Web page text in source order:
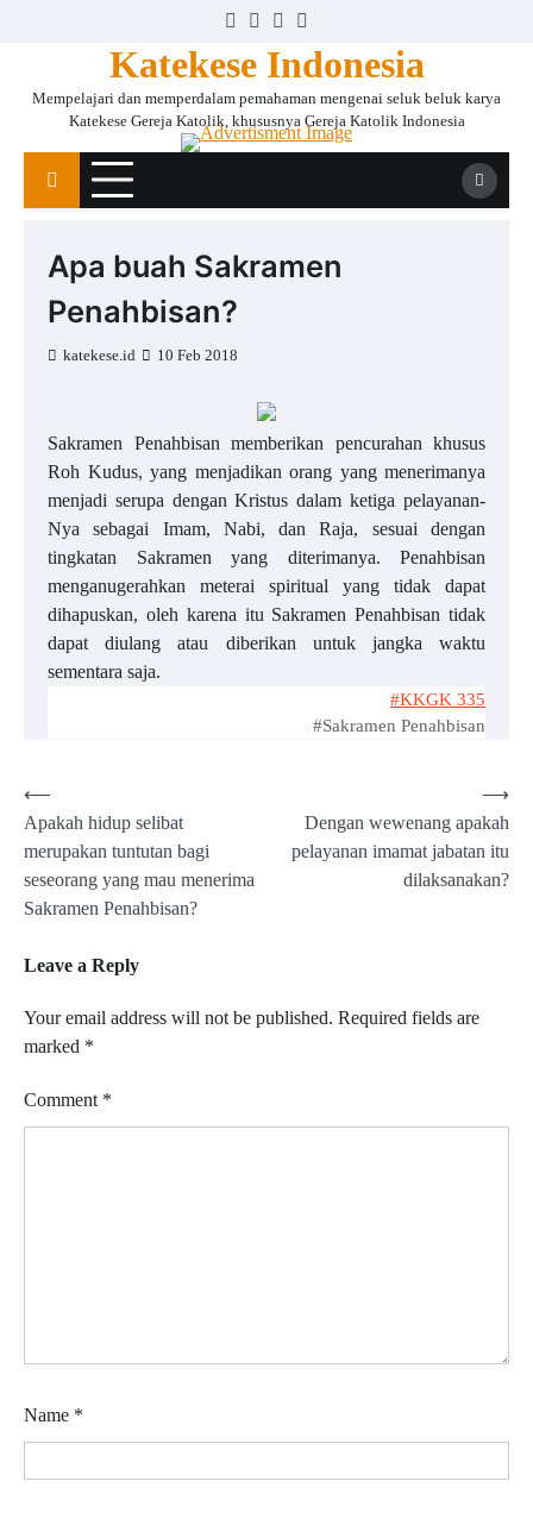
Facebook
Instagram
TwitterYouTube
Katekese Indonesia
Mempelajari dan memperdalam pemahaman mengenai seluk beluk karya
Katekese Gereja Katolik, khususnya Gereja Katolik Indonesia
Apa buah Sakramen
Penahbisan?
katekese.id 10 Feb 2018
Sakramen Penahbisan memberikan pencurahan khusus
Roh Kudus, yang menjadikan orang yang menerimanya
menjadi serupa dengan Kristus dalam ketiga pelayanan-
Nya sebagai Imam, Nabi, dan Raja, sesuai dengan
tingkatan Sakramen yang diterimanya. Penahbisan
menganugerahkan meterai spiritual yang tidak dapat
dihapuskan, oleh karena itu Sakramen Penahbisan tidak
dapat diulang atau diberikan untuk jangka waktu
sementara saja.
#KKGK 335
#Sakramen Penahbisan
Post
navigation
⟵
Apakah hidup selibat
merupakan tuntutan bagi
seseorang yang mau menerima
Sakramen Penahbisan?
Dengan wewenang apakah
pelayanan imamat jabatan itu
dilaksanakan?
⟶
Leave a Reply
Your email address will not be published. Required fields are
marked *
Comment *
Name *